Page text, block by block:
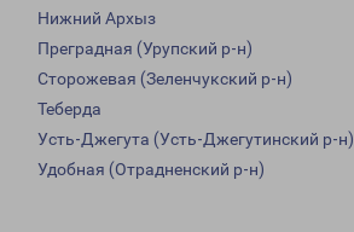
Нижний Архыз
Преградная (Урупский р-н)
Сторожевая (Зеленчукский р-н)
Теберда
Усть-Джегута (Усть-Джегутинский р-н)
Удобная (Отрадненский р-н)